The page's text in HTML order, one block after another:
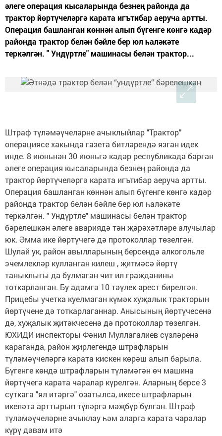
әлеге операция кысаларында безнең районда да
трактор йөртүчеләргә карата игътибар аеруча артты.
Операция башланган көннән алып бүгенге көнгә кадәр
районда трактор белән бәйле бер юл һаләкәте
теркәлгән. " Ундүртле" машинасы белән трактор...
Штраф түләмәүчеләрне ачыклыйлар "Трактор"
операциясе хакында газета битләрендә язган идек
инде. 8 июньнән 30 июньгә кадәр республикада барган
әлеге операция кысаларында безнең районда да
трактор йөртүчеләргә карата игътибар аеруча артты.
Операция башланган көннән алып бүгенге көнгә кадәр
районда трактор белән бәйле бер юл һаләкәте
теркәлгән. " Ундүртле" машинасы белән трактор
бәрелешкән әлеге авариядә тән җәрәхәтләре алучылар
юк. Әмма ике йөртүчегә дә протоколлар төзелгән.
Шулай ук, район авылларының берсендә алкогольле
эчемлекләр кулланган килеш , җитмәсә йөртү
таныклыгы да булмаган чит ил гражданины
тоткарланган. Бу адәмгә 10 тәүлек арест бирелгән.
Прицебы учетка куелмаган күмәк хуҗалык тракторын
йөртүчене дә тоткарлаганнар. Анысының йөртүчесенә
дә, хуҗалык җитәкчесенә дә протоколлар төзелгән.
ЮХИДИ инспекторы Фәнил Муллагалиев сүзләренә
караганда, район җирлегендә штрафларын
түләмәүчеләргә карата кискен көрәш алып барыла.
Бүгенге көндә штрафларын түләмәгән өч машина
йөртүчегә карата чаралар күрелгән. Аларның берсе 3
суткага "ял итәргә" озатылса, икесе штрафларын
икеләтә арттырып түләргә мәҗбүр булган. Штраф
түләмәүчеләрне ачыклау һәм аларга карата чаралар
күрү дәвам итә